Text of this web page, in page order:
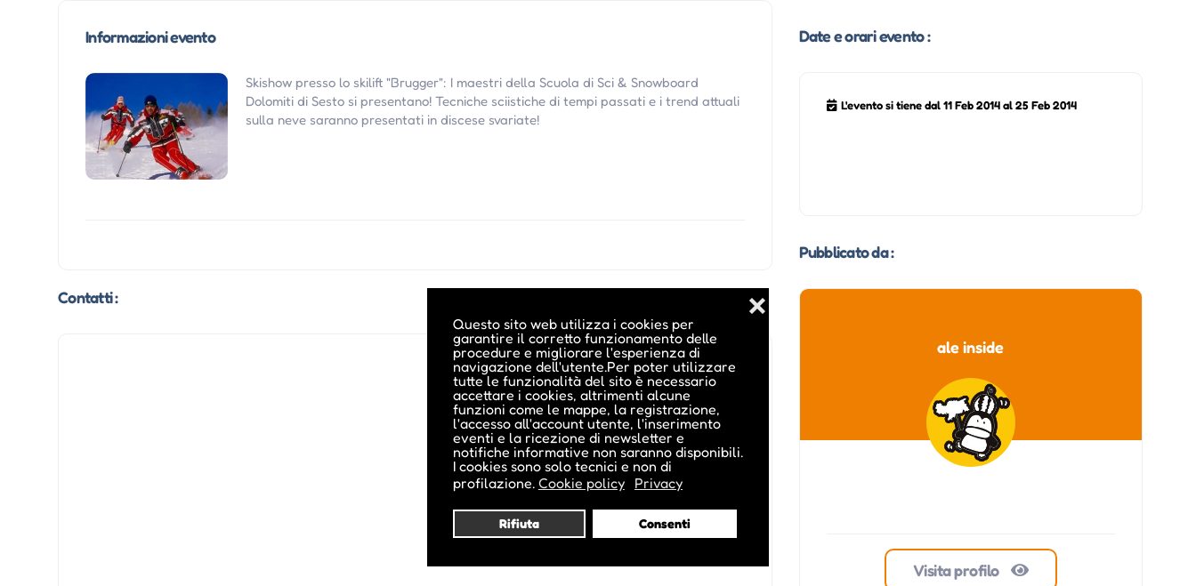
Questo sito web utilizza i cookies per
garantire il corretto funzionamento delle
procedure e migliorare l'esperienza di
navigazione dell'utente.Per poter utilizzare
tutte le funzionalità del sito è necessario
accettare i cookies, altrimenti alcune
funzioni come le mappe, la registrazione,
l'accesso all'account utente, l'inserimento
eventi e la ricezione di newsletter e
notifiche informative non saranno disponibili.
I cookies sono solo tecnici e non di
profilazione. Cookie policy Privacy
Rifiuta Consenti
❌
Informazioni evento
Skishow presso lo skilift "Brugger": I maestri della Scuola di Sci & Snowboard
Dolomiti di Sesto si presentano! Tecniche sciistiche di tempi passati e i trend attuali
sulla neve saranno presentati in discese svariate!
Contatti :
Date e orari evento :
L'evento si tiene dal 11 Feb 2014 al 25 Feb 2014
Pubblicato da :
ale inside
Visita profilo